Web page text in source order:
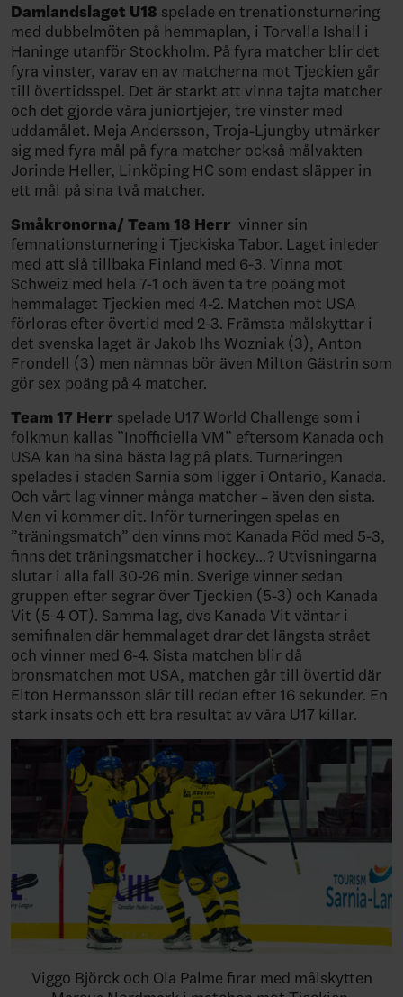
Damlandslaget U18 spelade en trenationsturnering
med dubbelmöten på hemmaplan, i Torvalla Ishall i
Haninge utanför Stockholm. På fyra matcher blir det
fyra vinster, varav en av matcherna mot Tjeckien går
till övertidsspel. Det är starkt att vinna tajta matcher
och det gjorde våra juniortjejer, tre vinster med
uddamålet. Meja Andersson, Troja-Ljungby utmärker
sig med fyra mål på fyra matcher också målvakten
Jorinde Heller, Linköping HC som endast släpper in
ett mål på sina två matcher.
Småkronorna/ Team 18 Herr vinner sin
femnationsturnering i Tjeckiska Tabor. Laget inleder
med att slå tillbaka Finland med 6-3. Vinna mot
Schweiz med hela 7-1 och även ta tre poäng mot
hemmalaget Tjeckien med 4-2. Matchen mot USA
förloras efter övertid med 2-3. Främsta målskyttar i
det svenska laget är Jakob Ihs Wozniak (3), Anton
Frondell (3) men nämnas bör även Milton Gästrin som
gör sex poäng på 4 matcher.
Team 17 Herr spelade U17 World Challenge som i
folkmun kallas ”Inofficiella VM” eftersom Kanada och
USA kan ha sina bästa lag på plats. Turneringen
spelades i staden Sarnia som ligger i Ontario, Kanada.
Och vårt lag vinner många matcher – även den sista.
Men vi kommer dit. Inför turneringen spelas en
”träningsmatch” den vinns mot Kanada Röd med 5-3,
finns det träningsmatcher i hockey…? Utvisningarna
slutar i alla fall 30-26 min. Sverige vinner sedan
gruppen efter segrar över Tjeckien (5-3) och Kanada
Vit (5-4 OT). Samma lag, dvs Kanada Vit väntar i
semifinalen där hemmalaget drar det längsta strået
och vinner med 6-4. Sista matchen blir då
bronsmatchen mot USA, matchen går till övertid där
Elton Hermansson slår till redan efter 16 sekunder. En
stark insats och ett bra resultat av våra U17 killar.
Viggo Björck och Ola Palme firar med målskytten